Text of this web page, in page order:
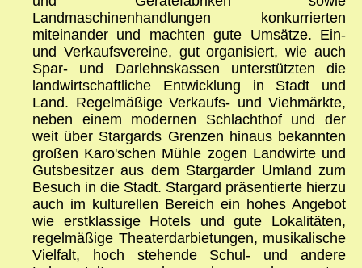
Landmaschinenhandlungen konkurrierten
miteinander und machten gute Umsätze. Ein-
und Verkaufsvereine, gut organisiert, wie auch
Spar- und Darlehnskassen unterstützten die
landwirtschaftliche Entwicklung in Stadt und
Land. Regelmäßige Verkaufs- und Viehmärkte,
neben einem modernen Schlachthof und der
weit über Stargards Grenzen hinaus bekannten
großen Karo'schen Mühle zogen Landwirte und
Gutsbesitzer aus dem Stargarder Umland zum
Besuch in die Stadt. Stargard präsentierte hierzu
auch im kulturellen Bereich ein hohes Angebot
wie erstklassige Hotels und gute Lokalitäten,
regelmäßige Theaterdarbietungen, musikalische
Vielfalt, hoch stehende Schul- und andere